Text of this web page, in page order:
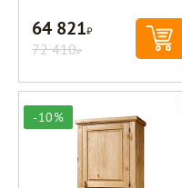
64 821Р
72 410Р
-10%